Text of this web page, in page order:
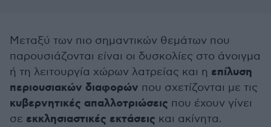
Μεταξύ των πιο σημαντικών θεμάτων που
παρουσιάζονται είναι οι δυσκολίες στο άνοιγμα
ή τη λειτουργία χώρων λατρείας και η επίλυση
περιουσιακών διαφορών που σχετίζονται με τις
κυβερνητικές απαλλοτριώσεις που έχουν γίνει
σε εκκλησιαστικές εκτάσεις και ακίνητα.